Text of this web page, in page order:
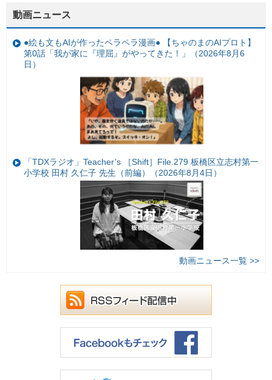
動画ニュース
●絵も文もAIが作ったペラペラ漫画● 【ちゃのまのAIプロト】
第0話「我が家に『理屈』がやってきた！」（2026年8月6
日）
「TDXラジオ」Teacher’s ［Shift］File.279 板橋区立志村第一
小学校 田村 久仁子 先生（前編）（2026年8月4日）
動画ニュース一覧 >>